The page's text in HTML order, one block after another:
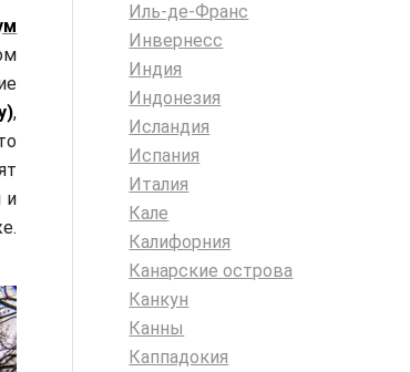
,
и
Иль-де-Франс
Инвернесс
Индия
Индонезия
Исландия
Испания
Италия
Кале
Калифорния
Канарские острова
Канкун
Канны
Каппадокия